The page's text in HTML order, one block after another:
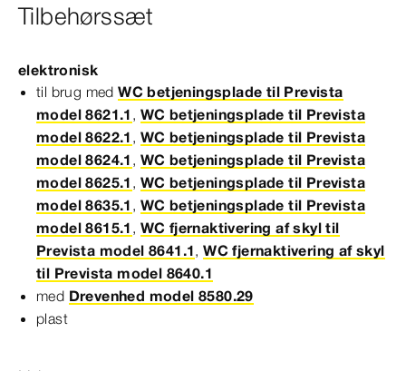
Tilbehørssæt
elektronisk
til brug medWC betjeningsplade til Prevista
model 8621.1 , WC betjeningsplade til Prevista
model 8622.1 , WC betjeningsplade til Prevista
model 8624.1 , WC betjeningsplade til Prevista
model 8625.1 , WC betjeningsplade til Prevista
model 8635.1 , WC betjeningsplade til Prevista
model 8615.1 , WC fjernaktivering af skyl til
Prevista model 8641.1,WC fjernaktivering af skyl
til Prevista model 8640.1
med Drevenhed model 8580.29
plast